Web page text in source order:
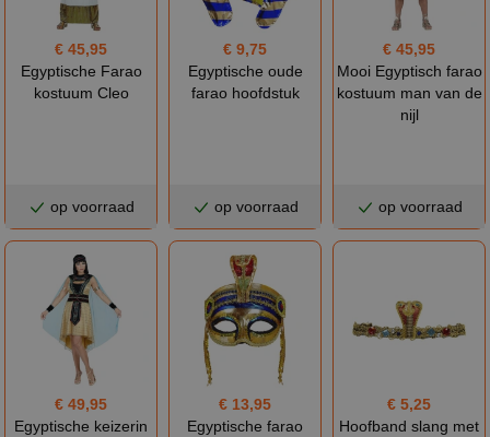
€ 45,95
Egyptische Farao
kostuum Cleo
op voorraad
€ 9,75
Egyptische oude
farao hoofdstuk
op voorraad
€ 45,95
Mooi Egyptisch farao
kostuum man van de
nijl
op voorraad
€ 49,95
Egyptische keizerin
€ 13,95
Egyptische farao
€ 5,25
Hoofband slang met